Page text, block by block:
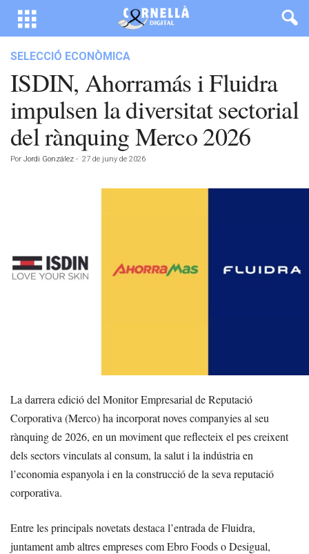
SELECCIÓ ECONÒMICA
ISDIN, Ahorramás i Fluidra
impulsen la diversitat sectorial
del rànquing Merco 2026
Por Jordi González - 27 de juny de 2026
La darrera edició del Monitor Empresarial de Reputació
Corporativa (Merco) ha incorporat noves companyies al seu
rànquing de 2026, en un moviment que reflecteix el pes creixent
dels sectors vinculats al consum, la salut i la indústria en
l’economia espanyola i en la construcció de la seva reputació
corporativa.
Entre les principals novetats destaca l’entrada de Fluidra,
juntament amb altres empreses com Ebro Foods o Desigual,